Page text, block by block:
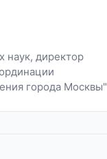
наук, директор
города Москвы"